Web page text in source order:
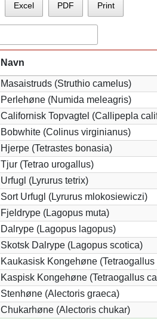
Excel PDF Print
Navn
Masaistruds (Struthio camelus)
Perlehøne (Numida meleagris)
Californisk Topvagtel (Callipepla
Bobwhite (Colinus virginianus)
Hjerpe (Tetrastes bonasia)
Tjur (Tetrao urogallus)
Urfugl (Lyrurus tetrix)
Sort Urfugl (Lyrurus mlokosiewiczi)
Fjeldrype (Lagopus muta)
Dalrype (Lagopus lagopus)
Skotsk Dalrype (Lagopus scotica)
Kaukasisk Kongehøne
Kaspisk Kongehøne (Tetraogallus
Stenhøne (Alectoris graeca)
Chukarhøne (Alectoris chukar)